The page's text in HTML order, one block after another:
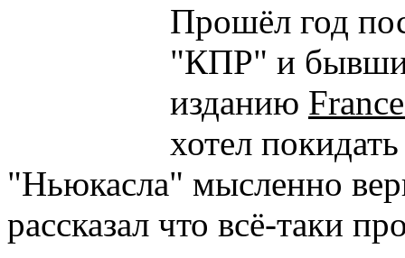
Прошёл год
"КПР" и
изданию
хотел
"Ньюкасла" мысленно
рассказал что всё-таки